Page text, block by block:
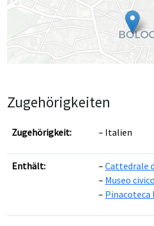
Leaflet|©
Zugehörigkeiten
Zugehörigkeit: Italien
Enthält:
Cattedrale
Museo
Pinacoteca